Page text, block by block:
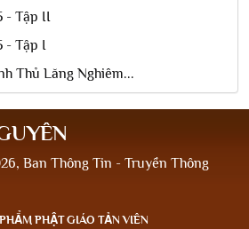
- Tập II
- Tập I
Thủ Lăng Nghiêm...
Ban Thông Tin - Truyền Thông
PHẬT GIÁO TẢN VIÊN